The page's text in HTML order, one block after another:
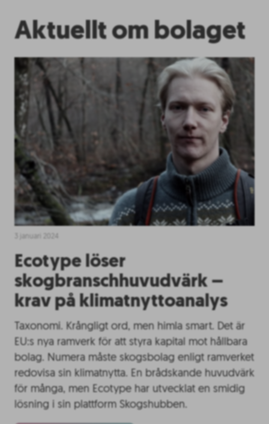
Aktuellt om bolaget
Ecotype löser
skogbranschhuvudvärk –
krav på klimatnyttoanalys
Taxonomi. Krångligt ord, men himla smart. Det är
EU:s nya ramverk för att styra kapital mot hållbara
bolag. Numera måste skogsbolag enligt ramverket
redovisa sin klimatnytta. En brådskande huvudvärk
för många, men Ecotype har utvecklat en smidig
lösning i sin plattform Skogshubben.